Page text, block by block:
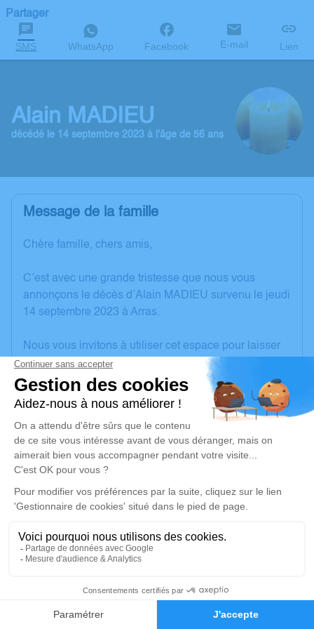
Faire-part Hommages
Partager
SMS WhatsApp Facebook E-mail Lien
Alain MADIEU
décédé le 14 septembre 2023 à l'âge de 56 ans
Message de la famille
Chère famille, chers amis,
C’est avec une grande tristesse que nous vous
annonçons le décès d’Alain MADIEU survenu le jeudi
14 septembre 2023 à Arras.
Nous vous invitons à utiliser cet espace pour laisser
vos condoléances, partager des photos souvenirs,
une anecdote ou exprimer vos pensées à travers des
poèmes ou des textes. Cet endroit est un lieu
d'expression dédié à honorer la mémoire d’Alain
MADIEU.
Un service de plantation d’arbre hommage est
disponible ici.
Je rends hommage
Cérémonie religieuse
Église Saint Paul de Le Neubourg
27110 Le Neubourg